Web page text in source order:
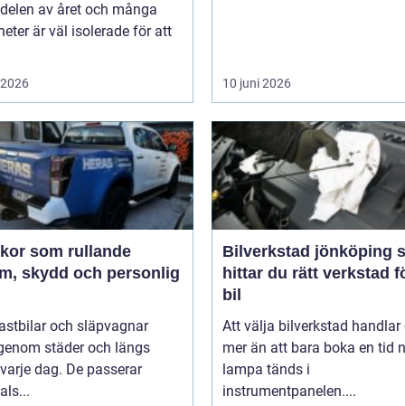
av året och många
är väl isolerade för att
10 juni 2026
som rullande
skydd och personlig
och släpvagnar
städer och längs
dag. De passerar
Bilverkstad jönköping så
hittar du rätt verkstad
bil
Att välja bilverkstad handlar
mer än att bara boka en tid
lampa tänds i
instrumentpanelen....